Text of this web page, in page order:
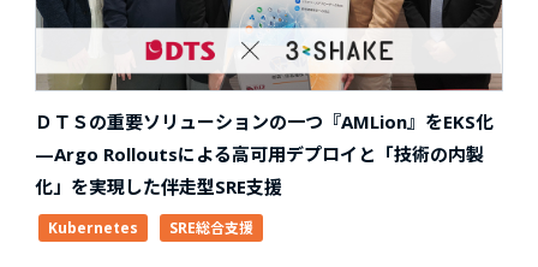
ＤＴＳの重要ソリューションの一つ『AMLion』をEKS化
—Argo Rolloutsによる高可用デプロイと「技術の内製
化」を実現した伴走型SRE支援
Kubernetes SRE総合支援